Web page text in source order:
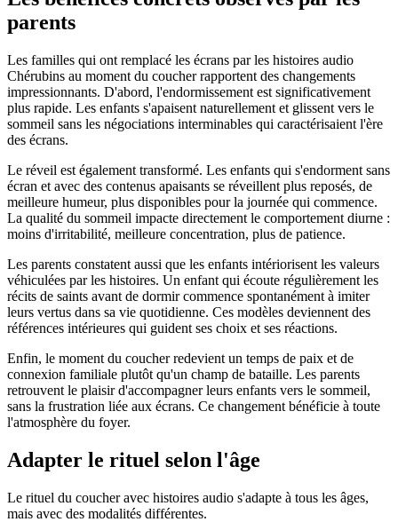
parents
Les familles qui ont remplacé les écrans par les histoires audio
Chérubins au moment du coucher rapportent des changements
impressionnants. D'abord, l'endormissement est significativement
plus rapide. Les enfants s'apaisent naturellement et glissent vers le
sommeil sans les négociations interminables qui caractérisaient l'ère
des écrans.
Le réveil est également transformé. Les enfants qui s'endorment sans
écran et avec des contenus apaisants se réveillent plus reposés, de
meilleure humeur, plus disponibles pour la journée qui commence.
La qualité du sommeil impacte directement le comportement diurne :
moins d'irritabilité, meilleure concentration, plus de patience.
Les parents constatent aussi que les enfants intériorisent les valeurs
véhiculées par les histoires. Un enfant qui écoute régulièrement les
récits de saints avant de dormir commence spontanément à imiter
leurs vertus dans sa vie quotidienne. Ces modèles deviennent des
références intérieures qui guident ses choix et ses réactions.
Enfin, le moment du coucher redevient un temps de paix et de
connexion familiale plutôt qu'un champ de bataille. Les parents
retrouvent le plaisir d'accompagner leurs enfants vers le sommeil,
sans la frustration liée aux écrans. Ce changement bénéficie à toute
l'atmosphère du foyer.
Adapter le rituel selon l'âge
Le rituel du coucher avec histoires audio s'adapte à tous les âges,
mais avec des modalités différentes.